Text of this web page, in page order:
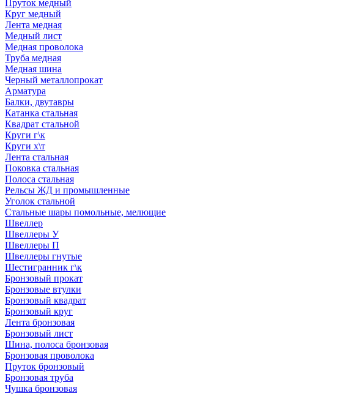
Пруток медный
Круг медный
Лента медная
Медный лист
Медная проволока
Труба медная
Медная шина
Черный металлопрокат
Арматура
Балки, двутавры
Катанка стальная
Квадрат стальной
Круги г\к
Круги х\т
Лента стальная
Поковка стальная
Полоса стальная
Рельсы ЖД и промышленные
Уголок стальной
Стальные шары помольные, мелющие
Швеллер
Швеллеры У
Швеллеры П
Швеллеры гнутые
Шестигранник г\к
Бронзовый прокат
Бронзовые втулки
Бронзовый квадрат
Бронзовый круг
Лента бронзовая
Бронзовый лист
Шина, полоса бронзовая
Бронзовая проволока
Пруток бронзовый
Бронзовая труба
Чушка бронзовая